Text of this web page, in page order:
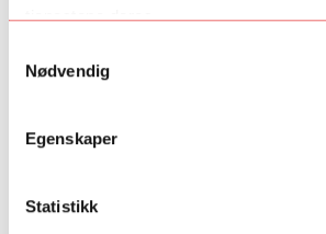
tjenestene deres.
Nødvendig
Egenskaper
Statistikk